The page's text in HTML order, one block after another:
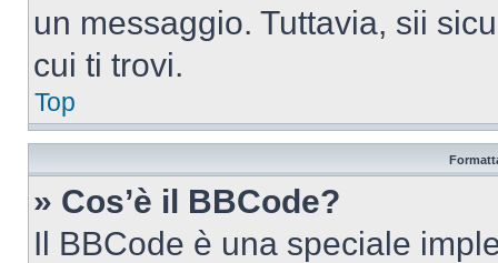
un messaggio. Tuttavia, sii
cui ti trovi.
Top
» Cos’è il BBCode?
Il BBCode è una speciale